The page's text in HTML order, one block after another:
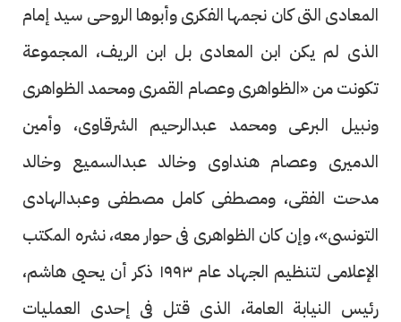
المعادى التى كان نجمها الفكرى وأبوها الروحى سيد إمام
الذى لم يكن ابن المعادى بل ابن الريف، المجموعة
تكونت من «الظواهرى وعصام القمرى ومحمد الظواهرى
ونبيل البرعى ومحمد عبدالرحيم الشرقاوى، وأمين
الدميرى وعصام هنداوى وخالد عبدالسميع وخالد
مدحت الفقى، ومصطفى كامل مصطفى وعبدالهادى
التونسى»، وإن كان الظواهرى فى حوار معه، نشره المكتب
الإعلامى لتنظيم الجهاد عام ١٩٩٣ ذكر أن يحيى هاشم،
رئيس النيابة العامة، الذى قتل فى إحدى العمليات